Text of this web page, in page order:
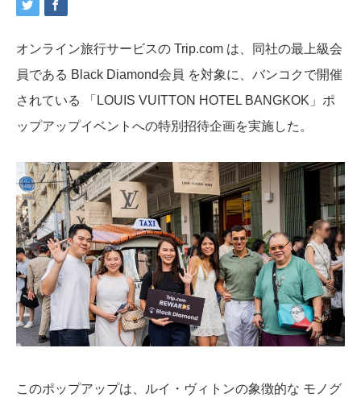
オンライン旅行サービスの Trip.com は、同社の最上級会
員である Black Diamond会員 を対象に、バンコクで開催
されている 「LOUIS VUITTON HOTEL BANGKOK」ポ
ップアップイベントへの特別招待企画を実施した。
このポップアップは、ルイ・ヴィトンの象徴的な モノグ